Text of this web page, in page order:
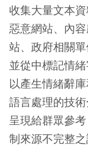
收集大量文本
惡意網站、內
站、政府相關
並從中標記情
以產生情緒辭
語言處理的技
呈現給群眾參
制來源不完整